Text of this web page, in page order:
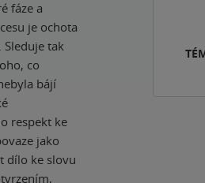
fáze a
je ochota
tak
co
bájí
respekt ke
jako
dílo ke slovu